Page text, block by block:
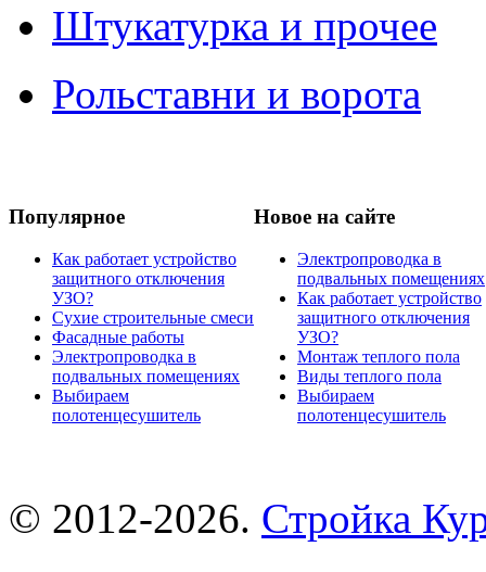
Штукатурка и прочее
Рольставни и ворота
Популярное
Как работает устройство
защитного отключения
УЗО?
Сухие строительные смеси
Фасадные работы
Электропроводка в
подвальных помещениях
Выбираем
полотенцесушитель
Новое на сайте
Электропроводка в
подвальных помещениях
Как работает устройство
защитного отключения
УЗО?
Монтаж теплого пола
Виды теплого пола
Выбираем
полотенцесушитель
© 2012-2026. Стройка